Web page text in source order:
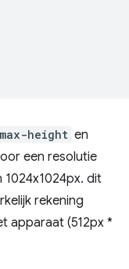
max-height en
een resolutie
1024x1024px. dit
rekening
apparaat (512px *